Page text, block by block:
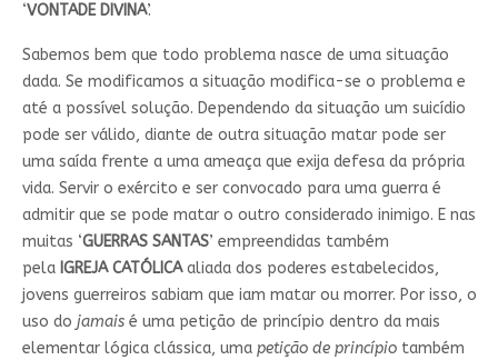
‘VONTADE DIVINA’.
Sabemos bem que todo problema nasce de uma situação
dada. Se modificamos a situação modifica-se o problema e
até a possível solução. Dependendo da situação um suicídio
pode ser válido, diante de outra situação matar pode ser
uma saída frente a uma ameaça que exija defesa da própria
vida. Servir o exército e ser convocado para uma guerra é
admitir que se pode matar o outro considerado inimigo. E nas
muitas ‘GUERRAS SANTAS’ empreendidas também
pelaIGREJA CATÓLICAaliada dos poderes estabelecidos,
jovens guerreiros sabiam que iam matar ou morrer. Por isso, o
uso do jamaisé uma petição de princípio dentro da mais
elementar lógica clássica, uma petição de princípiotambém